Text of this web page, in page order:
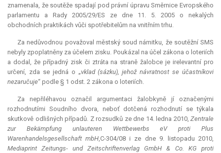
znamenala, že soutěže spadají pod právní úpravu Směrnice Evropského
parlamentu a Rady 2005/29/ES ze dne 11. 5. 2005 o nekalých
obchodních praktikách vůči spotřebitelům na vnitřním trhu.
Za nedůvodnou považoval městský soud námitku, že soutěžní SMS
nebyly zpoplatněny za účelem zisku. Poukázal na účel zákona o loteriích
a dodal, že případný zisk či ztráta na straně žalobce je irelevantní pro
určení, zda se jedná o „vklad (sázku), jehož návratnost se účastníkovi
nezaručuje“ podle § 1 odst. 2 zákona o loteriích.
Za nepřiléhavou označil argumentaci žalobkyně jí označenými
rozhodnutími Soudního dvora, neboť dotčená rozhodnutí se týkala
skutkově odlišných případů. Z rozsudků ze dne 14. ledna 2010, Zentrale
zur Bekämpfung unlauteren Wettbewerbs eV proti Plus
Warenhandelsgesellschaft mbH,C-304/08 i ze dne 9. listopadu 2010,
Mediaprint Zeitungs- und Zeitschriftenverlag GmbH & Co. KG proti